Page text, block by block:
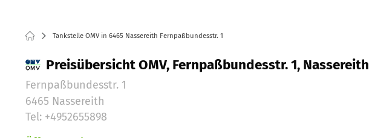
Tankstelle OMV in 6465 Nassereith Fernpaßbundesstr. 1
Preisübersicht OMV, Fernpaßbundesstr. 1, Nassereith
Fernpaßbundesstr. 1
6465 Nassereith
Tel: +4952655898